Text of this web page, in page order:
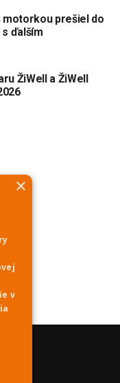
motorkou prešiel do
ďalším
ŽiWell a ŽiWell
×
v